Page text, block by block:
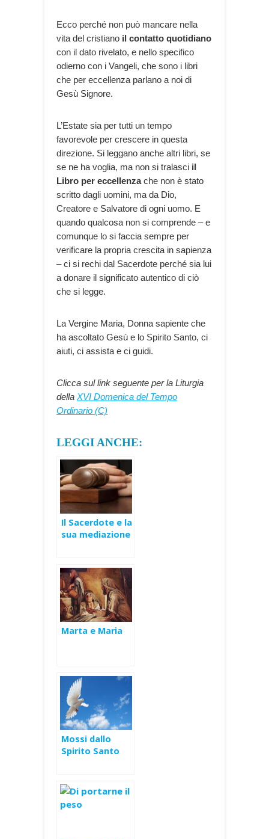
Ecco perché non può mancare nella
vita del cristiano il contatto quotidiano
con il dato rivelato, e nello specifico
odierno con i Vangeli, che sono i libri
che per eccellenza parlano a noi di
Gesù Signore.
L’Estate sia per tutti un tempo
favorevole per crescere in questa
direzione. Si leggano anche altri libri, se
se ne ha voglia, ma non si tralasci il
Libro per eccellenzache non è stato
scritto dagli uomini, ma da Dio,
Creatore e Salvatore di ogni uomo. E
quando qualcosa non si comprende – e
comunque lo si faccia sempre per
verificare la propria crescita in sapienza
– ci si rechi dal Sacerdote perché sia lui
a donare il significato autentico di ciò
che si legge.
La Vergine Maria, Donna sapiente che
ha ascoltato Gesù e lo Spirito Santo, ci
aiuti, ci assista e ci guidi.
Clicca sul link seguente per la Liturgia
della XVI Domenica del Tempo
Ordinario (C)
LEGGI ANCHE:
Il Sacerdote e la
sua mediazione
(C)
Marta e Maria
Mossi dallo
Spirito Santo